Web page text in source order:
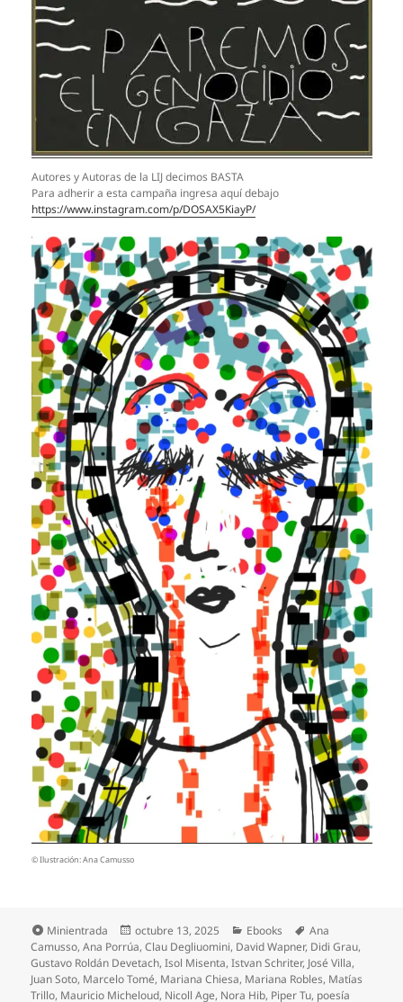
Autores y Autoras de la LIJ decimos BASTA
Para adherir a esta campaña ingresa aquí debajo
https://www.instagram.com/p/DOSAX5KiayP/
© Ilustración: Ana Camusso
Formato
Minientrada
Publicado
el
octubre 13, 2025 Categorías
Ebooks Etiquetas
Ana
Camusso,Ana Porrúa,Clau Degliuomini, David Wapner, Didi Grau,
Gustavo Roldán Devetach,Isol Misenta,Istvan Schriter, José Villa,
Juan Soto, Marcelo Tomé, Mariana Chiesa, Mariana Robles, Matías
Trillo, Mauricio Micheloud, Nicoll Age, Nora Hib, Piper Tu, poesía